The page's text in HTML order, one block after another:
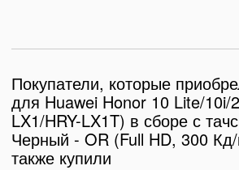
Покупатели, которые
для Huawei Honor 10 Lite/10i/
LX1/HRY-LX1T) в сборе с
Черный - OR (Full HD, 300
также купили